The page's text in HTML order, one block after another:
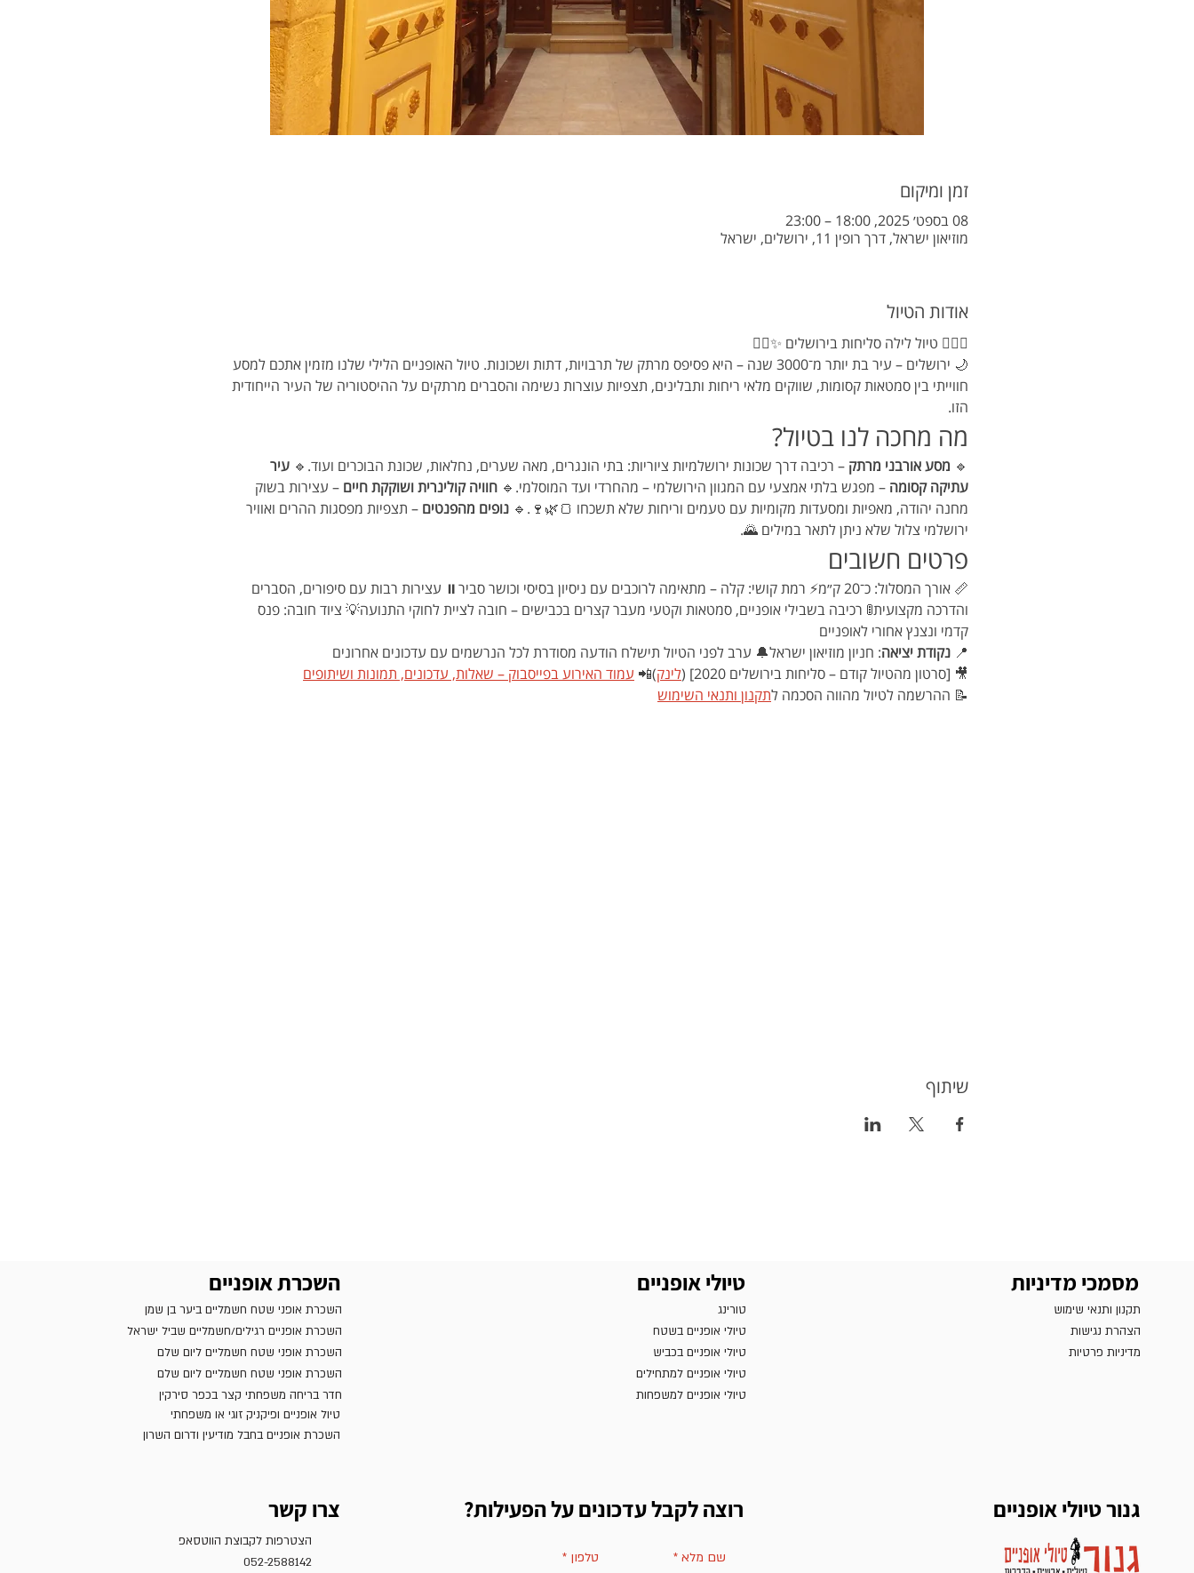
זמן ומיקום
08 בספט׳ 2025, 18:00 – 23:00
מוזיאון ישראל, דרך רופין 11, ירושלים, ישראל
אודות הטיול
🚴‍♂️✨ טיול לילה סליחות בירושלים ✨🚴‍♀️
🌙 ירושלים – עיר בת יותר מ־3000 שנה – היא פסיפס מרתק של תרבויות, דתות ושכונות. טיול האופניים הלילי שלנו מזמין אתכם למסע
חווייתי בין סמטאות קסומות, שווקים מלאי ריחות ותבלינים, תצפיות עוצרות נשימה והסברים מרתקים על ההיסטוריה של העיר הייחודית
הזו.
מה מחכה לנו בטיול?
🔹 מסע אורבני מרתק – רכיבה דרך שכונות ירושלמיות ציוריות: בתי הונגרים, מאה שערים, נחלאות, שכונת הבוכרים ועוד.🔹 עיר
עתיקה קסומה – מפגש בלתי אמצעי עם המגוון הירושלמי – מהחרדי ועד המוסלמי.🔹 חוויה קולינרית ושוקקת חיים – עצירות בשוק
מחנה יהודה, מאפיות ומסעדות מקומיות עם טעמים וריחות שלא תשכחו 🍞🌿🍷.🔹 נופים מהפנטים – תצפיות מפסגות ההרים ואוויר
ירושלמי צלול שלא ניתן לתאר במילים 🌄.
פרטים חשובים
📏 אורך המסלול: כ־20 ק״מ⚡ רמת קושי: קלה – מתאימה לרוכבים עם ניסיון בסיסי וכושר סביר⏸️ עצירות רבות עם סיפורים, הסברים
והדרכה מקצועית🚦 רכיבה בשבילי אופניים, סמטאות וקטעי מעבר קצרים בכבישים – חובה לציית לחוקי התנועה💡 ציוד חובה: פנס
קדמי ונצנץ אחורי לאופניים
📍 נקודת יציאה: חניון מוזיאון ישראל🔔 ערב לפני הטיול תישלח הודעה מסודרת לכל הנרשמים עם עדכונים אחרונים
🎥 [סרטון מהטיול קודם – סליחות בירושלים 2020] (
לינק)📲 עמוד האירוע בפייסבוק – שאלות, עדכונים, תמונות ושיתופים
📝 ההרשמה לטיול מהווה הסכמה לתקנון ותנאי השימוש
שיתוף
השכרת אופניים
השכרת אופני שטח חשמליים ביער בן שמן
השכרת אופניים רגילים/חשמליים שביל ישראל
השכרת אופני שטח חשמליים ליום שלם
השכרת אופני שטח חשמליים ליום שלם
חדר בריחה משפחתי קצר בכפר סירקין
טיול אופניים ופיקניק זוגי או משפחתי
השכרת אופניים בחבל מודיעין ודרום השרון
טיולי אופניים
טורינג
טיולי אופניים בשטח
טיולי אופניים בכביש
טיולי אופניים למתחילים
טיולי אופניים למשפחות
מסמכי מדיניות
תקנון ותנאי שימוש
הצהרת נגישות
מדיניות פרטיות
צרו קשר
הצטרפות לקבוצת הווטסאפ
052-2588142
רוצה לקבל עדכונים על הפעילות?
שם מלא * טלפון *
גנור טיולי אופניים